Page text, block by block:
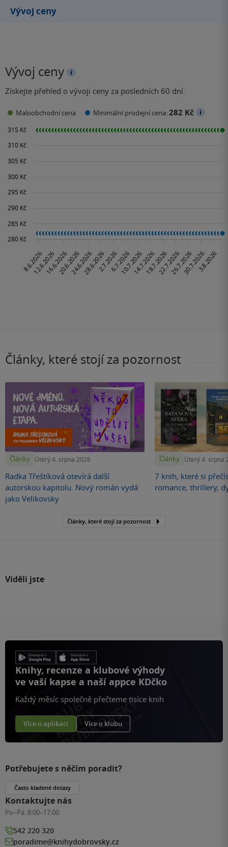
Vývoj ceny
Vývoj ceny
Získejte přehled o vývoji ceny za posledních 60 dní.
Maloobchodní cena Minimální prodejní cena:282 Kč
Články, které stojí za pozornost
Články Úterý 4. srpna 2026
Radka Třeštíková otevírá další
autorskou kapitolu. Nový román vydá
jako Velikovsky
Články Úterý 4. srpna
7 knih, které si
romance, thrillery,
Články, které stojí za pozornost
Viděli jste
Knihy, recenze a klubové výhody
ve vaší kapse a naší appce KDčko
Každý měsíc společně přečteme tisíce knih
Více o aplikaci Více o klubu
Potřebujete s něčím poradit?
Často kladené dotazy
Kontaktujte nás
Po–Pá: 8:00–17:00
542 220 320
poradime@knihydobrovsky.cz